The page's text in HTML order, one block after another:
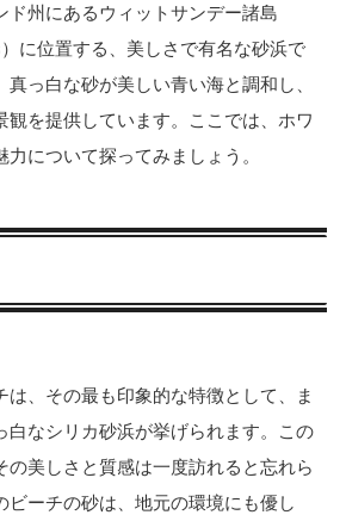
ド州にあるウィットサンデー諸島
）に位置する、美しさで有名な砂浜で
っ白な砂が美しい青い海と調和し、
観を提供しています。ここでは、ホワ
について探ってみましょう。
は、その最も印象的な特徴として、ま
白なシリカ砂浜が挙げられます。この
の美しさと質感は一度訪れると忘れら
ビーチの砂は、地元の環境にも優し